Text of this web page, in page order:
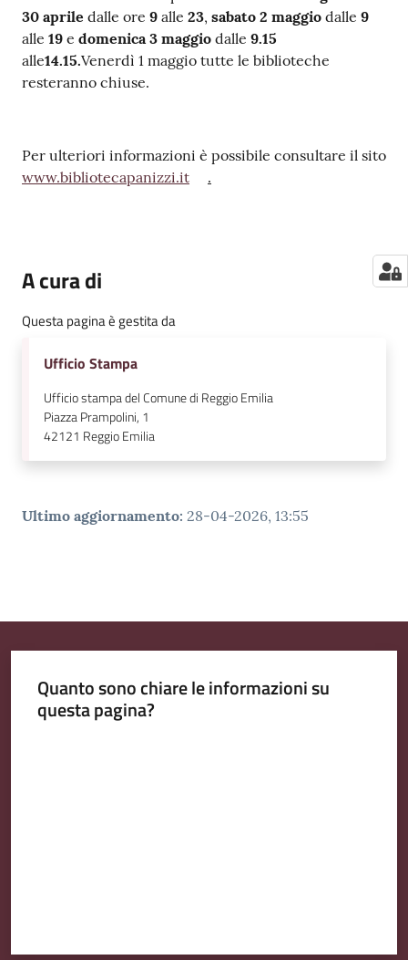
30 aprile dalle ore 9 alle 23, sabato 2 maggio dalle 9
alle 19 e domenica 3 maggio dalle 9.15
alle14.15.Venerdì 1 maggio tutte le biblioteche
resteranno chiuse.
Per ulteriori informazioni è possibile consultare il sito
www.bibliotecapanizzi.it
.
A cura di
Questa pagina è gestita da
Ufficio Stampa
Ufficio stampa del Comune di Reggio Emilia
Piazza Prampolini, 1
42121 Reggio Emilia
Ultimo aggiornamento: 28-04-2026, 13:55
Quanto sono chiare le informazioni su
questa pagina?